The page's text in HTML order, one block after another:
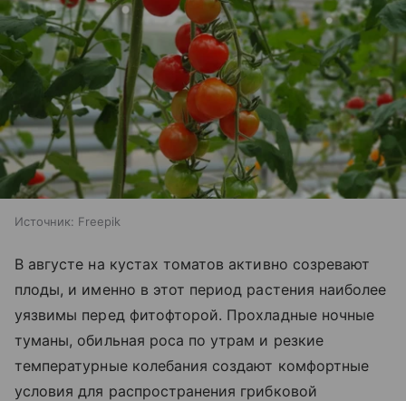
Источник: Freepik
В августе на кустах томатов активно созревают
плоды, и именно в этот период растения наиболее
уязвимы перед фитофторой. Прохладные ночные
туманы, обильная роса по утрам и резкие
температурные колебания создают комфортные
условия для распространения грибковой